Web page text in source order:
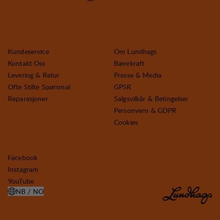
Kundeservice
Kontakt Oss
Levering & Retur
Ofte Stilte Spørsmal
Reparasjoner
Om Lundhags
Bærekraft
Presse & Media
GPSR
Salgsvilkår & Betingelser
Personvern & GDPR
Cookies
Facebook
Instagram
YouTube
NB / NO
ÅPNE VELG LAND